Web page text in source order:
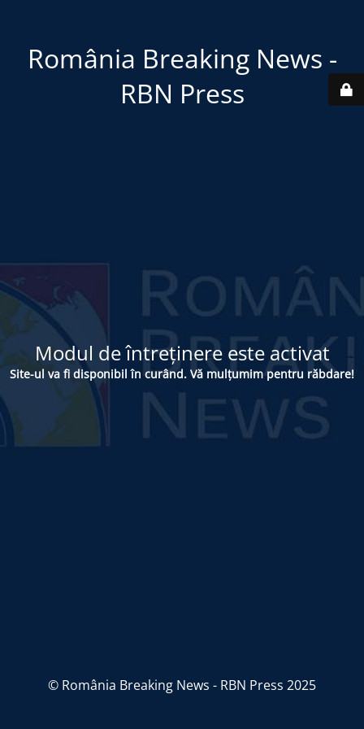
România Breaking News -
RBN Press
Modul de întreținere este activat
Site-ul va fi disponibil în curând. Vă mulțumim pentru răbdare!
© România Breaking News - RBN Press 2025